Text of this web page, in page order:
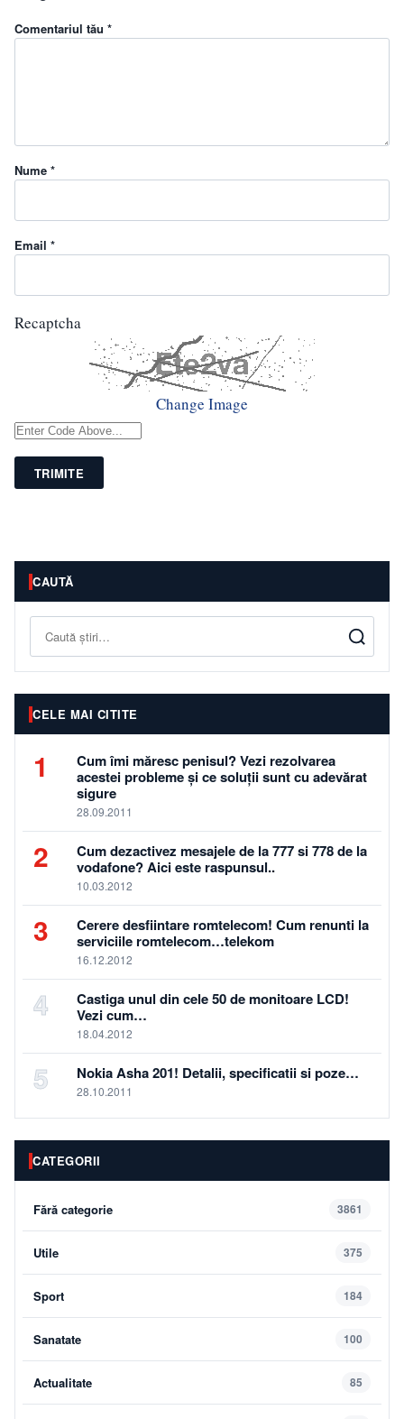
Comentariul tău *
Nume *
Email *
Recaptcha
Change Image
TRIMITE
CAUTĂ
Caută
CELE MAI CITITE
1
Cum îmi măresc penisul? Vezi rezolvarea
acestei probleme și ce soluții sunt cu adevărat
sigure
28.09.2011
2
Cum dezactivez mesajele de la 777 si 778 de la
vodafone? Aici este raspunsul..
10.03.2012
3
Cerere desfiintare romtelecom! Cum renunti la
serviciile romtelecom…telekom
16.12.2012
4
Castiga unul din cele 50 de monitoare LCD!
Vezi cum…
18.04.2012
5 Nokia Asha 201! Detalii, specificatii si poze…
28.10.2011
CATEGORII
Fără categorie 3861
Utile 375
Sport 184
Sanatate 100
Actualitate 85